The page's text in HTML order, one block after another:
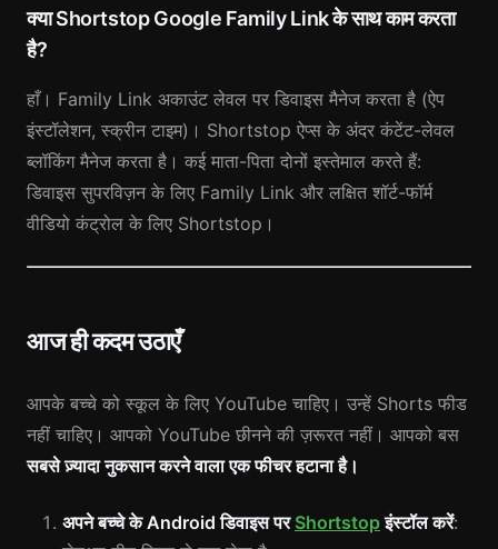
क्या Shortstop Google Family Link के साथ काम करता
है?
हाँ। Family Link अकाउंट लेवल पर डिवाइस मैनेज करता है (ऐप
इंस्टॉलेशन, स्क्रीन टाइम)। Shortstop ऐप्स के अंदर कंटेंट-लेवल
ब्लॉकिंग मैनेज करता है। कई माता-पिता दोनों इस्तेमाल करते हैं:
डिवाइस सुपरविज़न के लिए Family Link और लक्षित शॉर्ट-फॉर्म
वीडियो कंट्रोल के लिए Shortstop।
आज ही कदम उठाएँ
आपके बच्चे को स्कूल के लिए YouTube चाहिए। उन्हें Shorts फीड
नहीं चाहिए। आपको YouTube छीनने की ज़रूरत नहीं। आपको बस
सबसे ज़्यादा नुकसान करने वाला एक फीचर हटाना है।
अपने बच्चे के Android डिवाइस पर Shortstopइंस्टॉल करें: